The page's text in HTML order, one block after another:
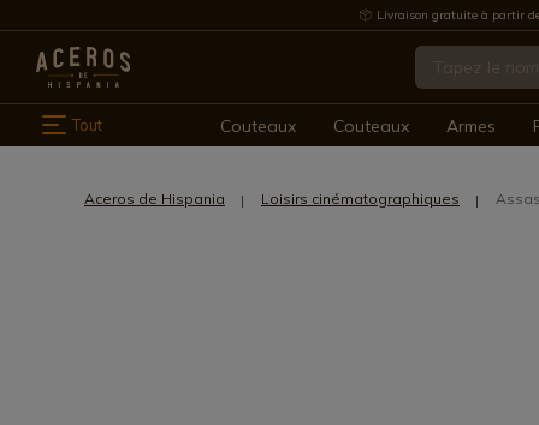
Livraison gratuite à partir
Tout Couteaux Couteaux Armes
Aceros de Hispania Loisirs cinématographiques